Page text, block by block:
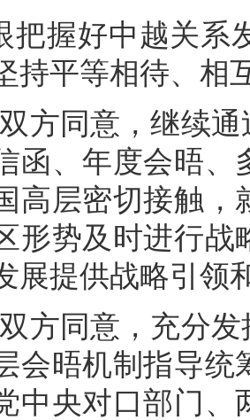
把握好中越关系
持平等相待、相
方同意，继续
函、年度会晤、
高层密切接触，
形势及时进行
展提供战略引领
方同意，充分
会晤机制指导统
中央对口部门、